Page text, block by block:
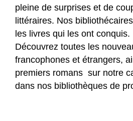
pleine de surprises et de
littéraires. Nos
les livres qui les ont conquis.
Découvrez toutes les
francophones et étrangers,
premiers romans sur notre
dans nos bibliothèques de